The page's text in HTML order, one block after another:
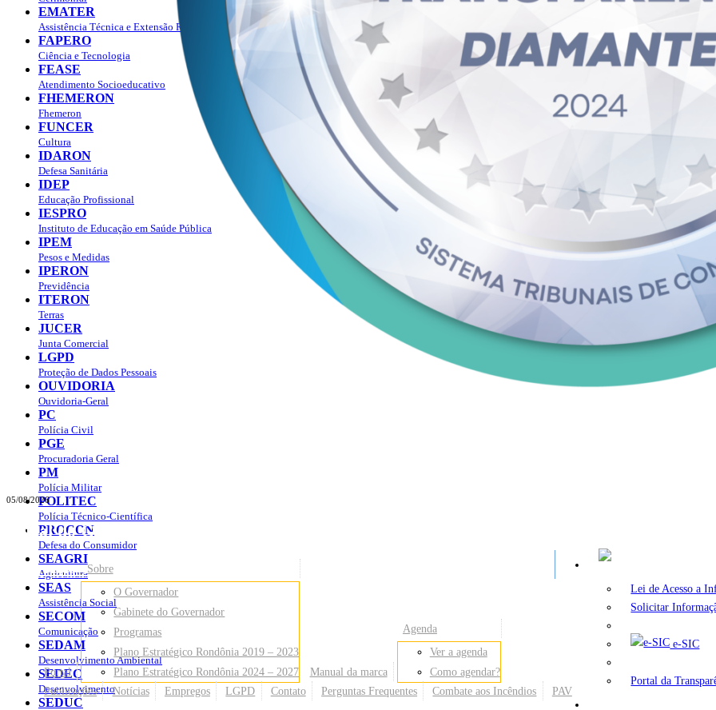
05/08/2026
Portal do Governo do
Governode Rondônia
Lei de Acesso a
Solicitar
e-SIC
Portal da
Portal
Sobre
O Governador
Gabinete do Governador
Programas
Plano Estratégico Rondônia 2019 – 2023
Plano Estratégico Rondônia 2024 – 2027
Manual da marca
Agenda
Ver a agenda
Como agendar?
Publicações
Notícias Empregos LGPD Contato Perguntas Frequentes Combate aos Incêndios PAV
EMATER
Assistência Técnica e Extensão Rural
FAPERO
Ciência e Tecnologia
FEASE
Atendimento Socioeducativo
FHEMERON
Fhemeron
FUNCER
Cultura
IDARON
Defesa Sanitária
IDEP
Educação Profissional
IESPRO
Instituto de Educação em Saúde Pública
IPEM
Pesos e Medidas
IPERON
Previdência
ITERON
Terras
JUCER
Junta Comercial
LGPD
Proteção de Dados Pessoais
OUVIDORIA
Ouvidoria-Geral
PC
Polícia Civil
PGE
Procuradoria Geral
PM
Polícia Militar
POLITEC
Polícia Técnico-Científica
PROCON
Defesa do Consumidor
SEAGRI
Agricultura
SEAS
Assistência Social
SECOM
Comunicação
SEDAM
Desenvolvimento Ambiental
SEDEC
Desenvolvimento
SEDUC